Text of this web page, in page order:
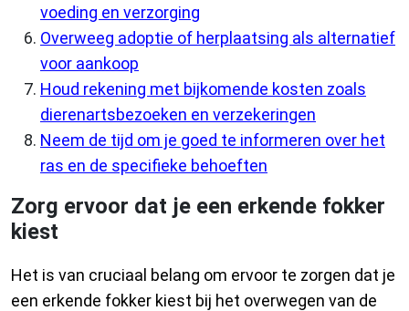
voeding en verzorging
Overweeg adoptie of herplaatsing als alternatief
voor aankoop
Houd rekening met bijkomende kosten zoals
dierenartsbezoeken en verzekeringen
Neem de tijd om je goed te informeren over het
ras en de specifieke behoeften
Zorg ervoor dat je een erkende fokker
kiest
Het is van cruciaal belang om ervoor te zorgen dat je
een erkende fokker kiest bij het overwegen van de